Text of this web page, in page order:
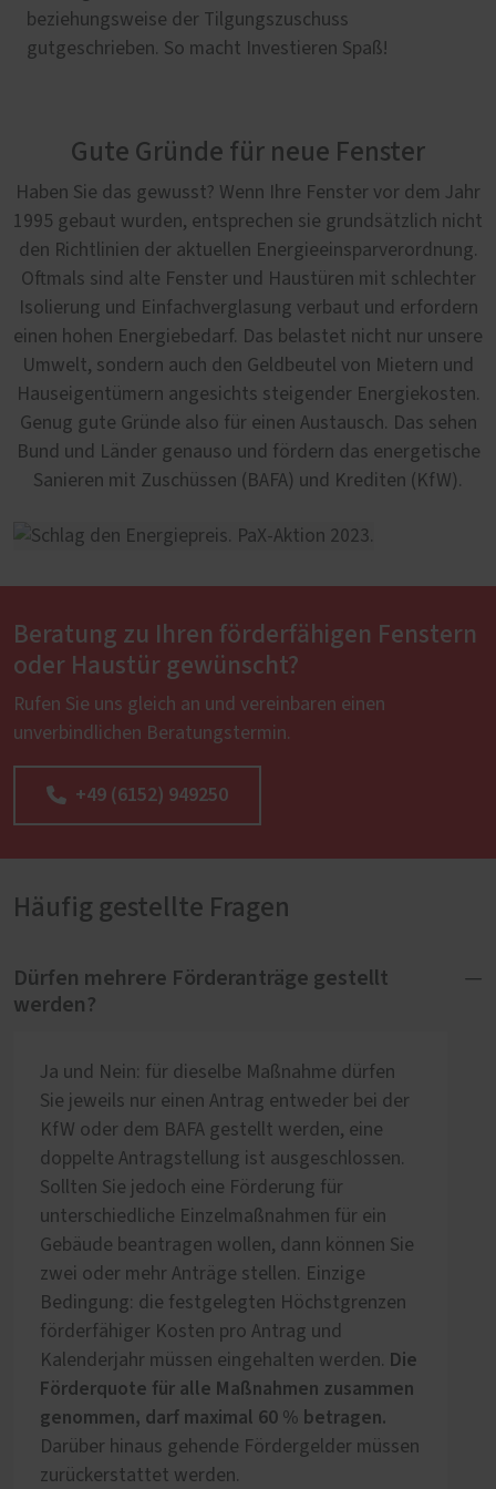
beziehungsweise der Tilgungszuschuss
gutgeschrieben. So macht Investieren Spaß!
Gute Gründe für neue Fenster
Haben Sie das gewusst? Wenn Ihre Fenster vor dem Jahr
1995 gebaut wurden, entsprechen sie grundsätzlich nicht
den Richtlinien der aktuellen Energieeinsparverordnung.
Oftmals sind alte Fenster und Haustüren mit schlechter
Isolierung und Einfachverglasung verbaut und erfordern
einen hohen Energiebedarf. Das belastet nicht nur unsere
Umwelt, sondern auch den Geldbeutel von Mietern und
Hauseigentümern angesichts steigender Energiekosten.
Genug gute Gründe also für einen Austausch. Das sehen
Bund und Länder genauso und fördern das energetische
Sanieren mit Zuschüssen (BAFA) und Krediten (KfW).
Beratung zu Ihren förderfähigen Fenstern
oder Haustür gewünscht?
Rufen Sie uns gleich an und vereinbaren einen
unverbindlichen Beratungstermin.
+49 (6152) 949250
Häufig gestellte Fragen
Dürfen mehrere Förderanträge gestellt
werden?
Ja und Nein: für dieselbe Maßnahme dürfen
Sie jeweils nur einen Antrag entweder bei der
KfW oder dem BAFA gestellt werden, eine
doppelte Antragstellung ist ausgeschlossen.
Sollten Sie jedoch eine Förderung für
unterschiedliche Einzelmaßnahmen für ein
Gebäude beantragen wollen, dann können Sie
zwei oder mehr Anträge stellen. Einzige
Bedingung: die festgelegten Höchstgrenzen
förderfähiger Kosten pro Antrag und
Kalenderjahr müssen eingehalten werden. Die
Förderquote für alle Maßnahmen zusammen
genommen, darf maximal 60 % betragen.
Darüber hinaus gehende Fördergelder müssen
zurückerstattet werden.